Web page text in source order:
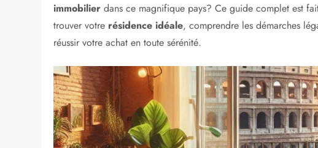
immobilier dans ce magnifique pays? Ce guide complet est
trouver votre résidence idéale, comprendre les démarches
réussir votre achat en toute sérénité.